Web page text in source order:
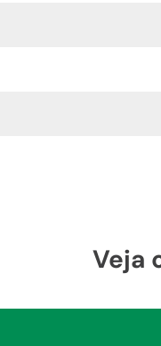
Veja